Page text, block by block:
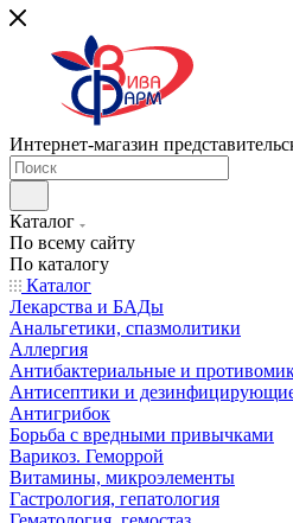
Интернет-магазин
Каталог
По всему сайту
По каталогу
Каталог
Лекарства и БАДы
Анальгетики, спазмолитики
Аллергия
Антибактериальные и
Антисептики и дезинфицирующие
Антигрибок
Борьба с вредными привычками
Варикоз. Геморрой
Витамины, микроэлементы
Гастрология, гепатология